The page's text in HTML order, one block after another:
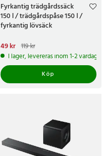
Fyrkantig trädgårdssäck
150 l / trädgårdspåse 150 l /
fyrkantig lövsäck
Nuvarande pris
pris:119 kr
49 kr 119 kr
I lager, levereras inom 1-2 vardagar
Köp